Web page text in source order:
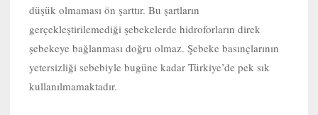
düşük olmaması ön şarttır. Bu şartların
gerçekleştirilemediği şebekelerde hidroforların direk
şebekeye bağlanması doğru olmaz. Şebeke basınçlarının
yetersizliği sebebiyle bugüne kadar Türkiye’de pek sık
kullanılmamaktadır.